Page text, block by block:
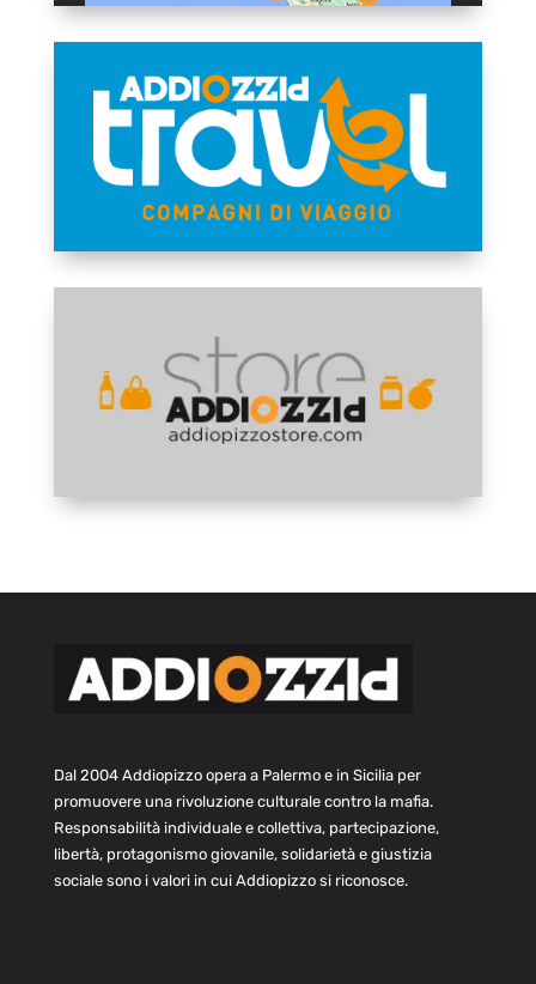
Dal 2004 Addiopizzo opera a Palermo e in Sicilia per
promuovere una rivoluzione culturale contro la mafia.
Responsabilità individuale e collettiva, partecipazione,
libertà, protagonismo giovanile, solidarietà e giustizia
sociale sono i valori in cui Addiopizzo si riconosce.